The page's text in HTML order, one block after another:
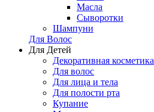
Масла
Сыворотки
Шампуни
Для Волос
Для Детей
Декоративная косметика
Для волос
Для лица и тела
Для полости рта
Купание